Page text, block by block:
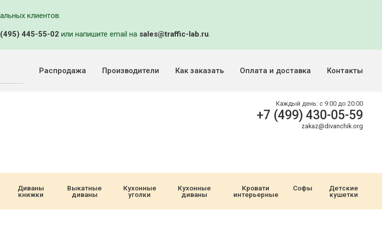
клиентов.
445-55-02 или напишите email на sales@traffic-lab.ru.
Распродажа Производители Как заказать Оплата и доставка Контакты
Каждый день: с 9:00 до 20:00
+7 (499) 430-05-59
zakaz@divanchik.org
Диваны
книжки
Выкатные
диваны
Кухонные
уголки
Кухонные
диваны
Кровати
интерьерные
Софы
Детские
кушетки